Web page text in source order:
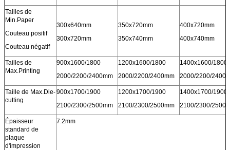
Tailles de
Min.Paper
Couteau positif
Couteau négatif
300x640mm
300x720mm
350x720mm
350x740mm
400x720mm
400x740mm
Tailles de
Max.Printing
900x1600/1800
2000/2200/2400mm
1200x1600/1800
2000/2200/2400mm
1400x1600/1800
2000/2200/
Taille de Max.Die-
cutting
900x1700/1900
2100/2300/2500mm
1200x1700/1900
2100/2300/2500mm
1400x1700/1900
2100/2300/
Épaisseur
standard de
plaque
d'impression
7.2mm